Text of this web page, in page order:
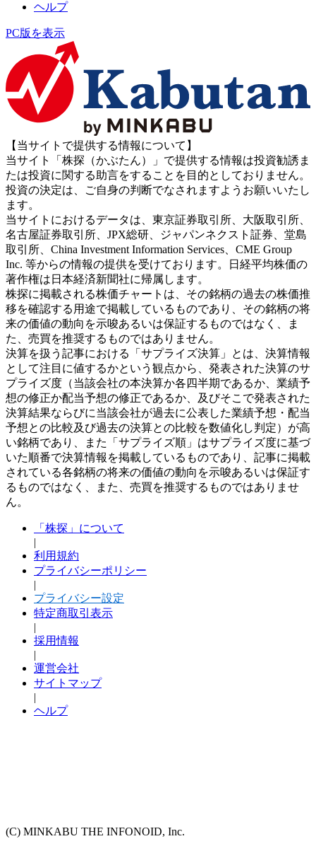
ヘルプ
PC版を表示
【当サイトで提供する情報について】
当サイト「株探（かぶたん）」で提供する情報は投資勧誘ま
たは投資に関する助言をすることを目的としておりません。
投資の決定は、ご自身の判断でなされますようお願いいたし
ます。
当サイトにおけるデータは、東京証券取引所、大阪取引所、
名古屋証券取引所、JPX総研、ジャパンネクスト証券、堂島
取引所、China Investment Information Services、CME Group
Inc. 等からの情報の提供を受けております。日経平均株価の
著作権は日本経済新聞社に帰属します。
株探に掲載される株価チャートは、その銘柄の過去の株価推
移を確認する用途で掲載しているものであり、その銘柄の将
来の価値の動向を示唆あるいは保証するものではなく、ま
た、売買を推奨するものではありません。
決算を扱う記事における「サプライズ決算」とは、決算情報
として注目に値するかという観点から、発表された決算のサ
プライズ度（当該会社の本決算か各四半期であるか、業績予
想の修正か配当予想の修正であるか、及びそこで発表された
決算結果ならびに当該会社が過去に公表した業績予想・配当
予想との比較及び過去の決算との比較を数値化し判定）が高
い銘柄であり、また「サプライズ順」はサプライズ度に基づ
いた順番で決算情報を掲載しているものであり、記事に掲載
されている各銘柄の将来の価値の動向を示唆あるいは保証す
るものではなく、また、売買を推奨するものではありませ
ん。
「株探」について
|
利用規約
プライバシーポリシー
|
プライバシー設定
特定商取引表示
|
採用情報
|
運営会社
サイトマップ
|
ヘルプ
(C) MINKABU THE INFONOID, Inc.